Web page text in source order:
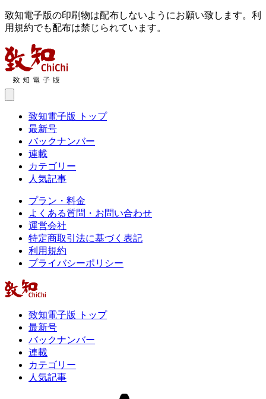
致知電子版の印刷物は配布しないようにお願い致します。利
用規約でも配布は禁じられています。
致知電子版 トップ
最新号
バックナンバー
連載
カテゴリー
人気記事
プラン・料金
よくある質問・お問い合わせ
運営会社
特定商取引法に基づく表記
利用規約
プライバシーポリシー
致知電子版 トップ
最新号
バックナンバー
連載
カテゴリー
人気記事